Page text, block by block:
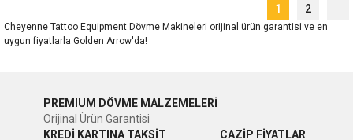
1 2
Cheyenne Tattoo Equipment Dövme Makineleri orijinal ürün garantisi ve en
uygun fiyatlarla Golden Arrow'da!
PREMIUM DÖVME MALZEMELERİ
Orijinal Ürün Garantisi
KREDİ KARTINA TAKSİT
CAZİP FİYATLAR